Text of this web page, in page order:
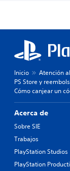
Inicio
Atención
PS Store y
Cómo canjear un
Acerca de
Sobre SIE
Trabajos
PlayStation Studios
PlayStation